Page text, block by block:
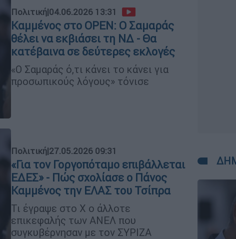
Πολιτική|04.06.2026 13:31
Καμμένος στο OPEN: Ο Σαμαράς
θέλει να εκβιάσει τη ΝΔ - Θα
κατέβαινα σε δεύτερες εκλογές
«Ο Σαμαράς ό,τι κάνει το κάνει για
προσωπικούς λόγους» τόνισε
Πολιτική|27.05.2026 09:31
«Για τον Γοργοπόταμο επιβάλλεται
ΕΔΕΣ» - Πώς σχολίασε ο Πάνος
Καμμένος την ΕΛΑΣ του Τσίπρα
Τι έγραψε στο X ο άλλοτε
επικεφαλής των ΑΝΕΛ που
συγκυβέρνησαν με τον ΣΥΡΙΖΑ